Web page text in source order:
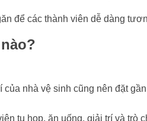
để các thành viên dễ dàng
nhà vệ sinh cũng nên đặt
tụ họp, ăn uống, giải trí và trò